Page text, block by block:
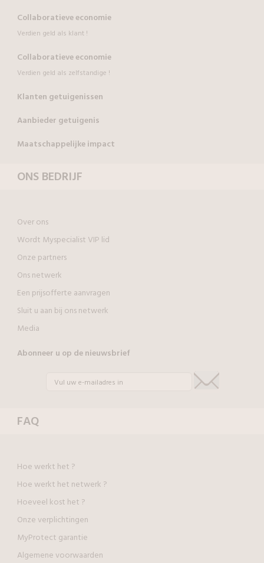
Collaboratieve economie
Verdien geld als klant !
Collaboratieve economie
Verdien geld als zelfstandige !
Klanten getuigenissen
Aanbieder getuigenis
Maatschappelijke impact
ONS BEDRIJF
Over ons
Wordt Myspecialist VIP lid
Onze partners
Ons netwerk
Een prijsofferte aanvragen
Sluit u aan bij ons netwerk
Media
Abonneer u op de nieuwsbrief
FAQ
Hoe werkt het ?
Hoe werkt het netwerk ?
Hoeveel kost het ?
Onze verplichtingen
MyProtect garantie
Algemene voorwaarden